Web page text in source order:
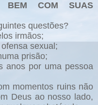
COM SUAS
questões?
irmãos;
sexual;
prisão;
anos por uma pessoa
momentos ruins não
Deus ao nosso lado,